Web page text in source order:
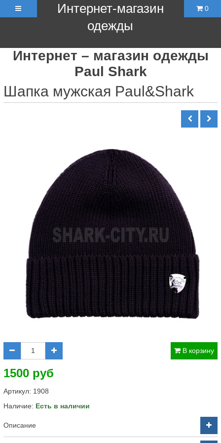
Интернет-магазин
одежды
0
Интернет – магазин одежды
Paul Shark
Шапка мужская Paul&Shark
В корзину
1500 руб
Артикул: 1908
Наличие: Есть в наличии
Описание